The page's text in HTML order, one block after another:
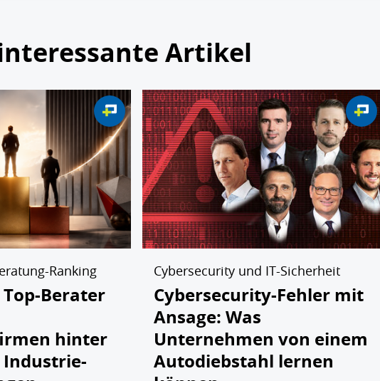
Artikel
Ranking
Berater
hinter
Cybersecurity und IT-Sicherheit
Cybersecurity-Fehler mit
Ansage: Was
Unternehmen von einem
Autodiebstahl lernen